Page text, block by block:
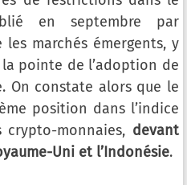
en septembre par
les marchés émergents, y
pointe de l’adoption de
On constate alors que le
position dans l’indice
crypto-monnaies, devant
Uni et l’Indonésie.